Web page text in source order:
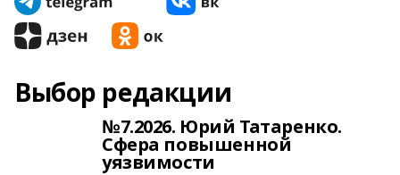
Выбор редакции
№7.2026. Юрий Татаренко.
Сфера повышенной
уязвимости